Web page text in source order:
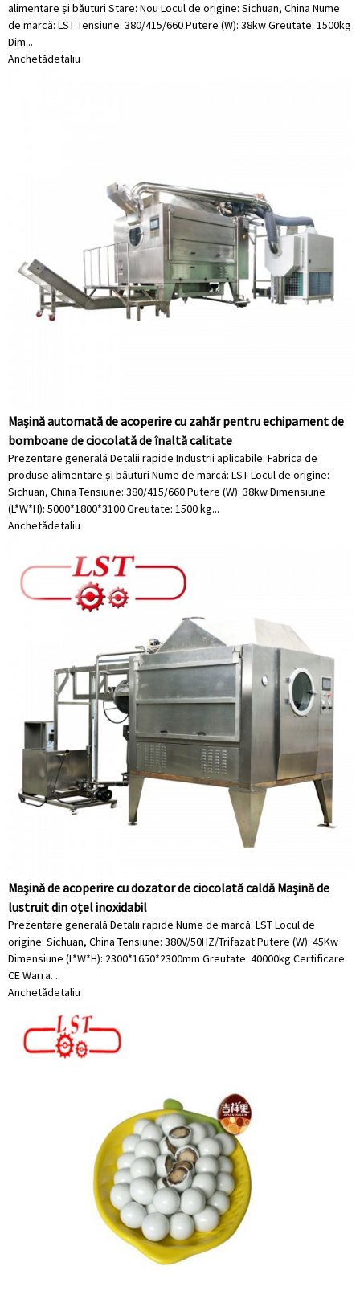
alimentare și băuturi Stare: Nou Locul de origine: Sichuan, China Nume
de marcă: LST Tensiune: 380/415/660 Putere (W): 38kw Greutate: 1500kg
Dim...
Anchetădetaliu
Mașină automată de acoperire cu zahăr pentru echipament de
bomboane de ciocolată de înaltă calitate
Prezentare generală Detalii rapide Industrii aplicabile: Fabrica de
produse alimentare și băuturi Nume de marcă: LST Locul de origine:
Sichuan, China Tensiune: 380/415/660 Putere (W): 38kw Dimensiune
(L*W*H): 5000*1800*3100 Greutate: 1500 kg...
Anchetădetaliu
Mașină de acoperire cu dozator de ciocolată caldă Mașină de
lustruit din oțel inoxidabil
Prezentare generală Detalii rapide Nume de marcă: LST Locul de
origine: Sichuan, China Tensiune: 380V/50HZ/Trifazat Putere (W): 45Kw
Dimensiune (L*W*H): 2300*1650*2300mm Greutate: 40000kg Certificare:
CE Warra. ..
Anchetădetaliu